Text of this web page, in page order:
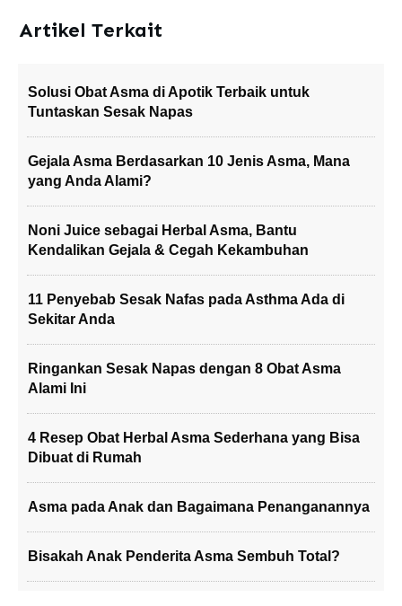
Artikel Terkait
Solusi Obat Asma di Apotik Terbaik untuk
Tuntaskan Sesak Napas
Gejala Asma Berdasarkan 10 Jenis Asma, Mana
yang Anda Alami?
Noni Juice sebagai Herbal Asma, Bantu
Kendalikan Gejala & Cegah Kekambuhan
11 Penyebab Sesak Nafas pada Asthma Ada di
Sekitar Anda
Ringankan Sesak Napas dengan 8 Obat Asma
Alami Ini
4 Resep Obat Herbal Asma Sederhana yang Bisa
Dibuat di Rumah
Asma pada Anak dan Bagaimana Penanganannya
Bisakah Anak Penderita Asma Sembuh Total?